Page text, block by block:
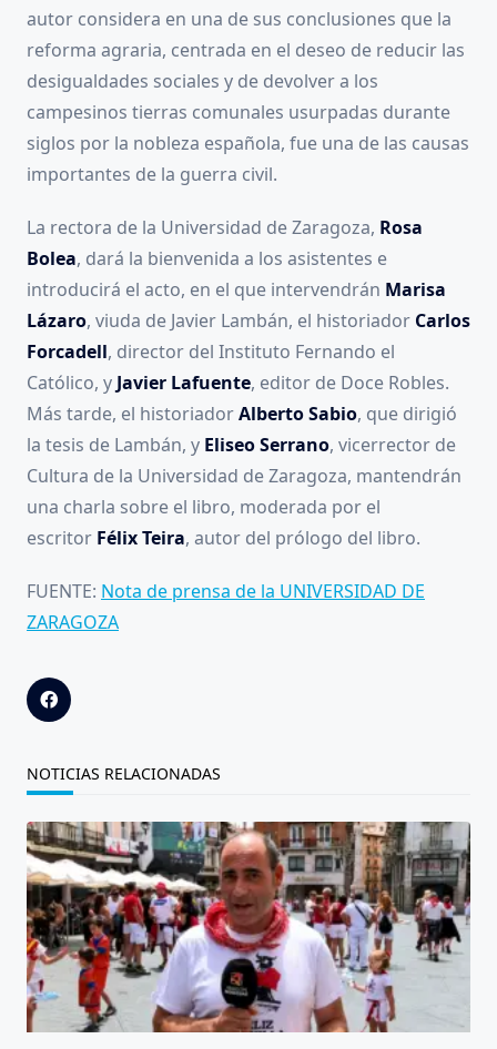
autor considera en una de sus conclusiones que la
reforma agraria, centrada en el deseo de reducir las
desigualdades sociales y de devolver a los
campesinos tierras comunales usurpadas durante
siglos por la nobleza española, fue una de las causas
importantes de la guerra civil.
La rectora de la Universidad de Zaragoza, Rosa
Bolea, dará la bienvenida a los asistentes e
introducirá el acto, en el que intervendrán Marisa
Lázaro, viuda de Javier Lambán, el historiador Carlos
Forcadell, director del Instituto Fernando el
Católico, y Javier Lafuente, editor de Doce Robles.
Más tarde, el historiadorAlberto Sabio, que dirigió
la tesis de Lambán, y Eliseo Serrano, vicerrector de
Cultura de la Universidad de Zaragoza, mantendrán
una charla sobre el libro, moderada por el
escritor Félix Teira, autor del prólogo del libro.
FUENTE: Nota de prensa de la UNIVERSIDAD DE
ZARAGOZA
NOTICIAS RELACIONADAS